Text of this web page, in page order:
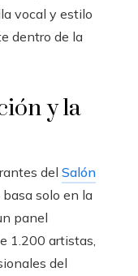
vocal y estilo
dentro de la
y la
del Salón
basa solo en la
panel
1.200 artistas,
del